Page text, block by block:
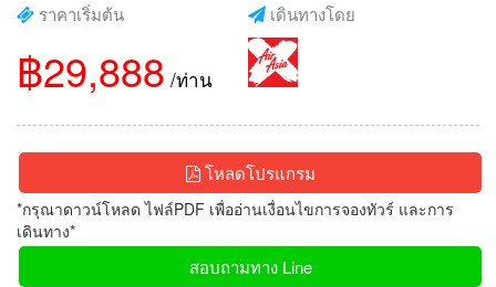
ราคาเริ่มต้น
฿29,888 /ท่าน
เดินทางโดย
โหลดโปรแกรม
*กรุณาดาวน์โหลด ไฟล์PDF เพื่ออ่านเงื่อนไขการจองทัวร์ และการ
เดินทาง*
สอบถามทาง Line